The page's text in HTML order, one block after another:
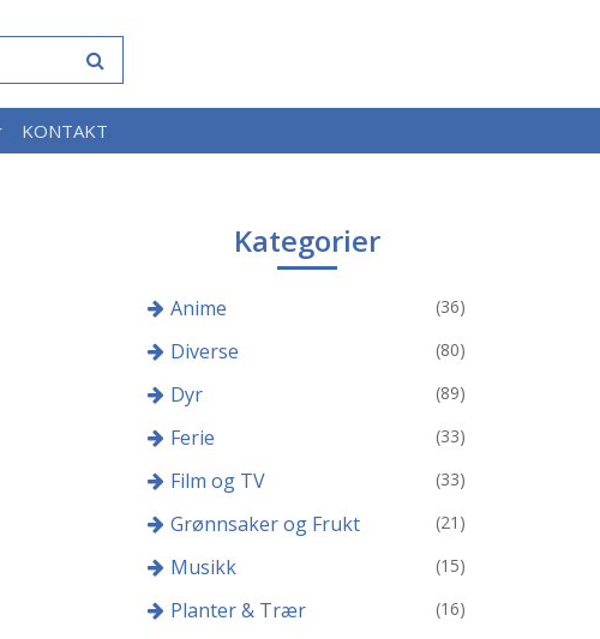
KONTAKT
Kategorier
Anime (36)
Diverse (80)
Dyr (89)
Ferie (33)
Film og TV (33)
Grønnsaker og Frukt (21)
Musikk (15)
Planter & Trær (16)